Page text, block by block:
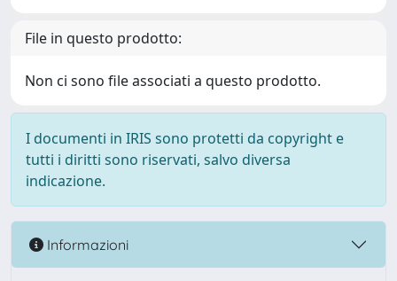
File in questo prodotto:
Non ci sono file associati a questo prodotto.
I documenti in IRIS sono protetti da copyright e
tutti i diritti sono riservati, salvo diversa
indicazione.
Informazioni